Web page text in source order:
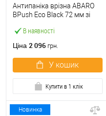
В наявності
Антипаніка врізна ABARO
BPush Eco Black 72 мм зі
Ціна 2 096 грн.
У кошик
Купити в 1 клік
Новинка